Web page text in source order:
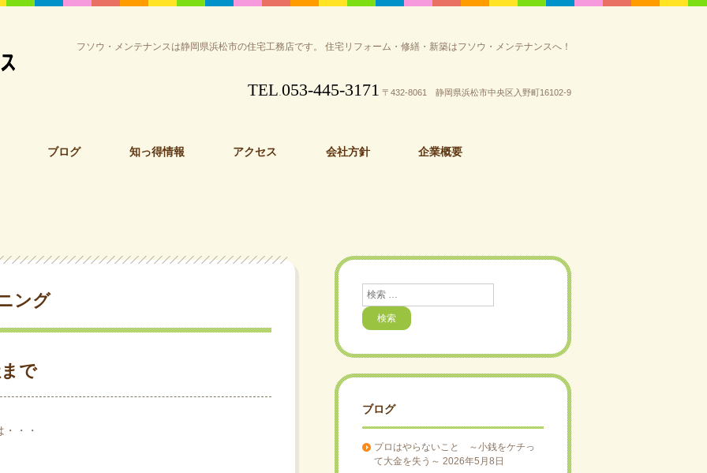
フソウ・メンテナンスは静岡県浜松市の住宅工務店です。 住宅リフォーム・修繕・新築はフソウ・メンテナンスへ！
TEL 053-445-3171 〒432-8061 静岡県浜松市中央区入野町16102-9
ブログ 知っ得情報 アクセス 会社方針 企業概要
ング
で
・・
検
索
ブログ
プロはやらないこと ～小銭をケチっ
て大金を失う～ 2026年5月8日